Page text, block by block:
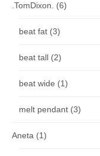
.TomDixon. (6)
beat fat (3)
beat tall (2)
beat wide (1)
melt pendant (3)
Aneta (1)